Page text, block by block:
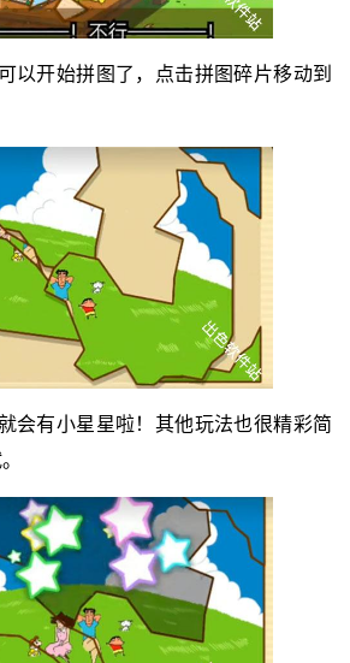
以开始拼图了，点击拼图碎片移动到
会有小星星啦！其他玩法也很精彩简